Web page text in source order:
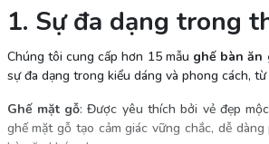
1. Sự đa dạng trong
Chúng tôi cung cấp hơn 15 mẫu ghế bàn ăn
sự đa dạng trong kiểu dáng và phong cách,
Ghế mặt gỗ: Được yêu thích bởi vẻ đẹp
ghế mặt gỗ tạo cảm giác vững chắc, dễ